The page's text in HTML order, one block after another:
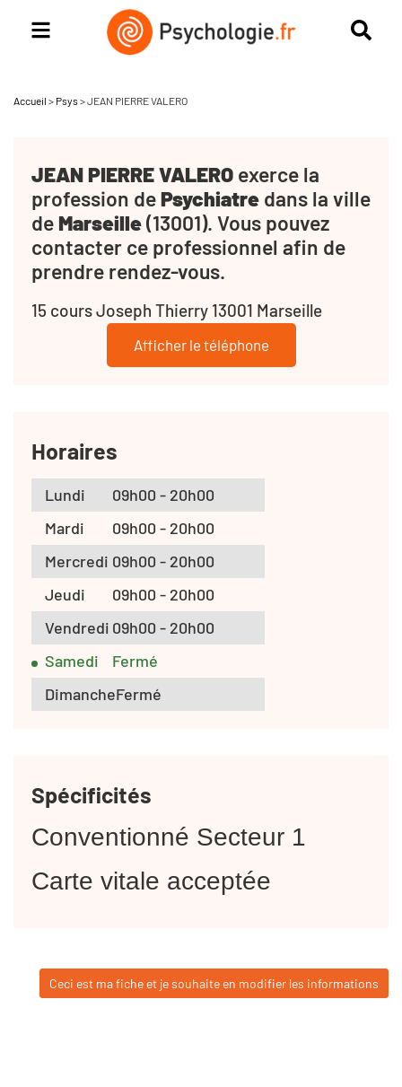
Accueil > Psys >JEAN PIERRE VALERO
JEAN PIERRE VALERO exerce la
profession dePsychiatre dans la ville
de Marseille(13001). Vous pouvez
contacter ce professionnel afin de
prendre rendez-vous.
15 cours Joseph Thierry 13001 Marseille
Afficher le téléphone
Horaires
Lundi
09h00 - 20h00
Mardi
09h00 - 20h00
Mercredi 09h00 - 20h00
Jeudi
09h00 - 20h00
Vendredi 09h00 - 20h00
Samedi
Fermé
DimancheFermé
Spécificités
Conventionné Secteur 1
Carte vitale acceptée
Ceci est ma fiche et je souhaite en modifier les informations